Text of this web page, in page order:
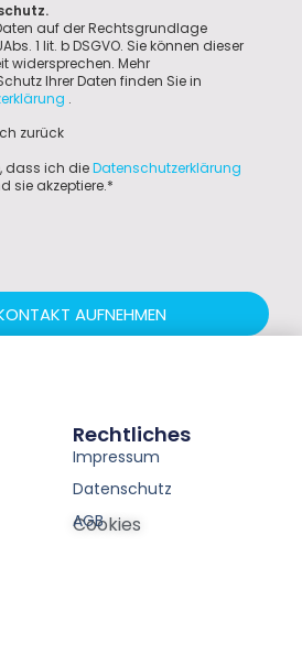
auf der Rechtsgrundlage
1 lit. b DSGVO. Sie können dieser
widersprechen. Mehr
Ihrer Daten finden Sie in
.
zurück
dass ich dieDatenschutzerklärung
sie akzeptiere.*
KONTAKT AUFNEHMEN
Rechtliches
Impressum
Datenschutz
AGB
Cookies